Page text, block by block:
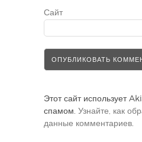
Сайт
Этот сайт использует
спамом. Узнайте, как
данные комментариев.